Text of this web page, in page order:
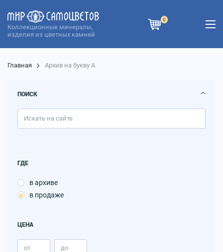
Коллекционные минералы,
изделия из цветных камней
0
Главная Архив на букву А
ПОИСК
ГДЕ
в архиве
в продаже
ЦЕНА